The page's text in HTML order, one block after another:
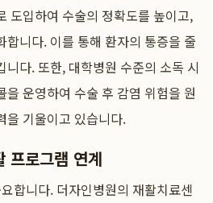
도입하여 수술의 정확도를 높이고,
합니다. 이를 통해 환자의 통증을 줄
니다. 또한, 대학병원 수준의 소독 시
운영하여 수술 후 감염 위험을 원
을 기울이고 있습니다.
프로그램 연계
합니다. 더자인병원의 재활치료센